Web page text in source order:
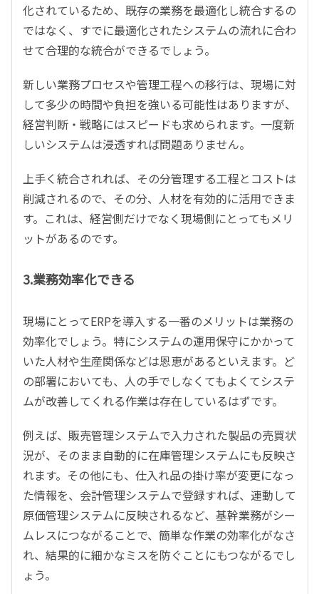
化されているため、既存の業務を最適化し統合するの
ではなく、すでに最適化されたシステムの流れに合わ
せて合理的な統合ができるでしょう。
新しい業務プロセスや管理工程への移行は、現場に対
して多少の時間や負担を強いる可能性はありますが、
経営判断・戦略にはスピードも求められます。一度新
しいシステムは浸透すれば問題ありません。
上手く統合されれば、その分管理する工程とコストは
削減されるので、その分、人材を有効的に活用できま
す。これは、経営側だけでなく現場側にとってもメリ
ットがあるのです。
3.業務効率化できる
現場にとってERPを導入する一番のメリットは業務の
効率化でしょう。特にシステムの運用保守にかかって
いた人材や生産関係などは恩恵があるといえます。ど
の部署においても、人の手でしなくてもよくてシステ
ムが改善してくれる作業は存在しているはずです。
例えば、販売管理システムで入力された製品の売買状
況が、そのまま自動的に在庫管理システムにも反映さ
れます。その他にも、仕入れ品の掛け率が変更になっ
た情報を、会計管理システムで登録すれば、連動して
原価管理システムに反映されるなど、基幹業務がシー
ムレスにつながることで、簡単な作業の効率化がなさ
れ、結果的に細かなミスを防ぐことにもつながるでし
ょう。